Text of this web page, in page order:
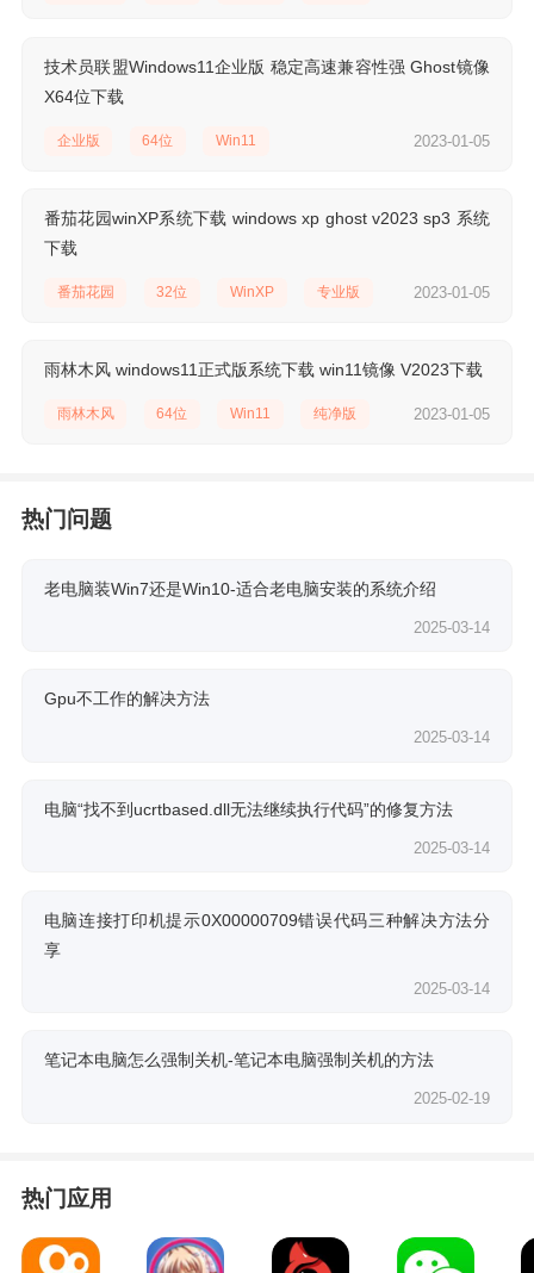
技术员联盟Windows11企业版 稳定高速兼容性强 Ghost镜像
X64位下载
企业版 64位 Win11 2023-01-05
番茄花园winXP系统下载 windows xp ghost v2023 sp3 系统
下载
番茄花园 32位 WinXP
专业版
2023-01-05
雨林木风 windows11正式版系统下载 win11镜像 V2023下载
雨林木风 64位 Win11 纯净版 2023-01-05
热门问题
老电脑装Win7还是Win10-适合老电脑安装的系统介绍
2025-03-14
Gpu不工作的解决方法
2025-03-14
电脑“找不到ucrtbased.dll无法继续执行代码”的修复方法
2025-03-14
电脑连接打印机提示0X00000709错误代码三种解决方法分
享
2025-03-14
笔记本电脑怎么强制关机-笔记本电脑强制关机的方法
2025-02-19
热门应用